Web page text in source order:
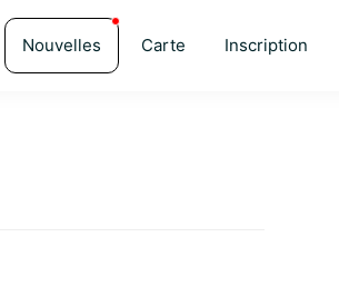
Nouvelles Carte Inscription